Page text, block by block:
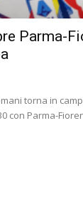
Parma-
torna in
con Parma-